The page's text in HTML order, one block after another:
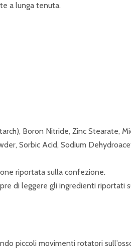
a lunga tenuta.
Boron Nitride, Zinc Stearate,
Sorbic Acid, Sodium
riportata sulla confezione.
di leggere gli ingredienti riportati
piccoli movimenti rotatori